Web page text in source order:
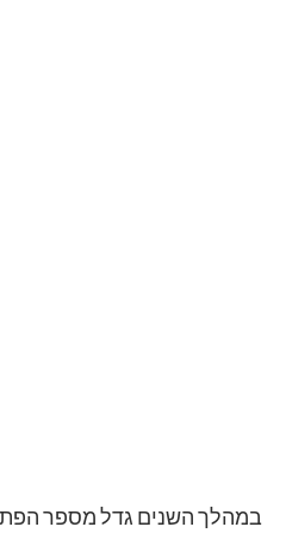
במהלך השנים גדל מספר